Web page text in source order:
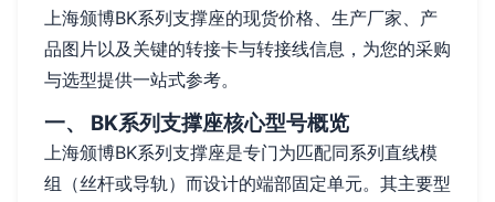
上海颁博BK系列支撑座的现货价格、生产厂家、产
品图片以及关键的转接卡与转接线信息，为您的采购
与选型提供一站式参考。
一、 BK系列支撑座核心型号概览
上海颁博BK系列支撑座是专门为匹配同系列直线模
组（丝杆或导轨）而设计的端部固定单元。其主要型